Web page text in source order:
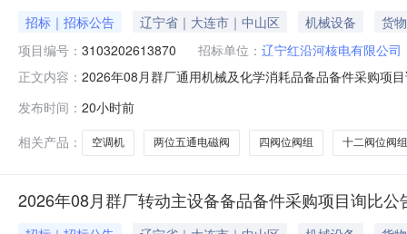
招标｜招标公告 辽宁省｜大连市｜中山区 机械设备
货物
项目编号： 3103202613870 招标单位： 辽宁红沿河核电有限公司
正文内容： 2026年08月群厂通用机械及化学消耗品备品备件采购项
限公司项目类别：货物采购内容：空调机[KFR-26GW/
发布时间： 20小时前
相关产品：
空调机 两位五通电磁阀 四阀位阀组 十二阀位阀组
2026年08月群厂转动主设备备品备件采购项目询比公